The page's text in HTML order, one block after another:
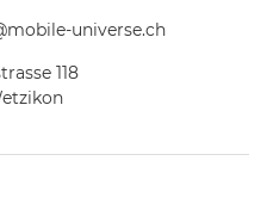
universe.ch
118